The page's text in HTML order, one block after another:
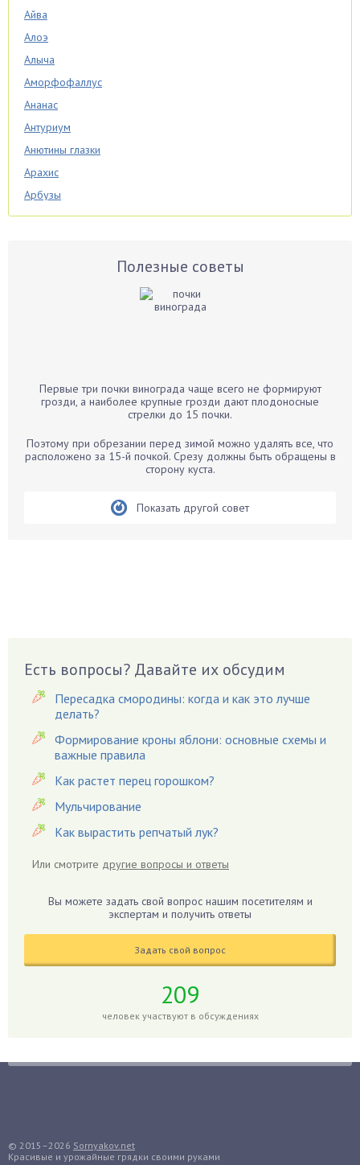
Айва
Алоэ
Алыча
Аморфофаллус
Ананас
Антуриум
Анютины глазки
Арахис
Арбузы
Аспарагус
Бархатцы
Белые грибы
Бирючина
Вишня
Вредители
Гардения
Гацания
Гвоздики
Георгины
Герань
Гиацинт
Гиппеаструм
Годжи
Голубика
Гуава
Полезные советы
Первые три почки винограда чаще всего не формируют
грозди, а наиболее крупные грозди дают плодоносные
стрелки до 15 почки.
Поэтому при обрезании перед зимой можно удалять все, что
расположено за 15-й почкой. Срезу должны быть обращены в
сторону куста.
Показать другой совет
Есть вопросы? Давайте их обсудим
Пересадка смородины: когда и как это лучше
делать?
Формирование кроны яблони: основные схемы и
важные правила
Как растет перец горошком?
Мульчирование
Как вырастить репчатый лук?
Или смотрите другие вопросы и ответы
Вы можете задать свой вопрос нашим посетителям и
экспертам и получить ответы
Задать свой вопрос
209
человек участвуют в обсуждениях
© 2015–2026 Sornyakov.net
Красивые и урожайные грядки своими руками